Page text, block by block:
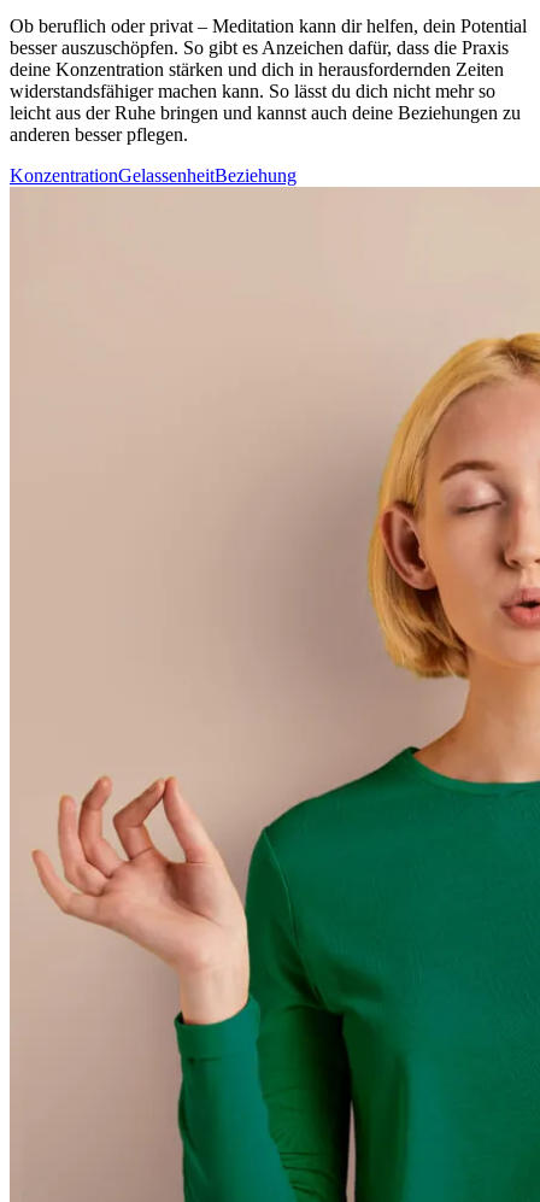
Ob beruf­lich oder privat – Medi­ta­tion kann dir helfen, dein Potential
besser auszuschöpfen. So gibt es Anzeichen dafür, dass die Praxis
deine Konzentration stärken und dich in herausfordernden Zeiten
widerstandsfähiger machen kann. So lässt du dich nicht mehr so
leicht aus der Ruhe brin­gen und kannst auch deine Beziehungen zu
anderen besser pflegen.
KonzentrationGelassenheitBeziehung